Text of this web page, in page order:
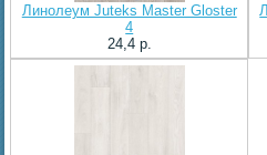
Линолеум Juteks Master Gloster
4
24,4 p.